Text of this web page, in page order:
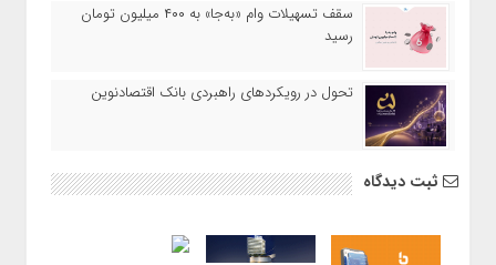
سقف تسهیلات وام «به‌جا» به ۴۰۰ میلیون تومان
رسید
تحول در رویکردهای راهبردی بانک اقتصادنوین
ثبت دیدگاه